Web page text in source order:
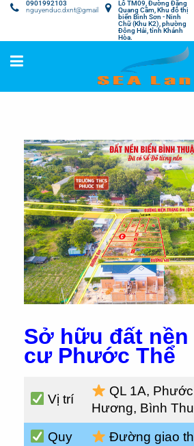
Lô TM09, Đường Đặng
Quang Cầm, Khu đô thị
biển Bình Sơn - Ninh
Chữ (Khu K2), phường
Đông Hải, tỉnh Khánh
Hòa.
0901992103
nguyenduc.dxnt@gmail.com
Sở hữu đất nền
cư Phước Thể
Vị trí
QL 1A,
Hương, Bình
Quy
Đường giao